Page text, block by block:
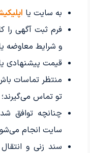
به سایت یا
فرم ثبت آگهی
و شرایط معاوضه
قیمت پیشنهادی
منتظر تماسات
تو تماس می‌گیرند؛
چنانچه توافق
سایت انجام
سند زنی و